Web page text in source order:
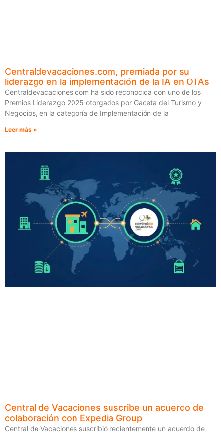
Centraldevacaciones.com, premiada por su
liderazgo en la implementación de la IA en OTAs
Centraldevacaciones.com ha sido reconocida con uno de los
Premios Liderazgo 2025 otorgados por Gaceta del Turismo y
Negocios, en la categoría de Implementación de la
Leer más »
Central de Vacaciones suscribe un acuerdo de
colaboración con Expedia Group
Central de Vacaciones suscribió recientemente un acuerdo de